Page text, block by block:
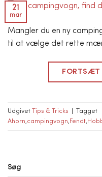
21
mar
Mangler du en ny
til at vælge det rette
FORTSÆT
Udgivet Tips & Tricks
Tagget
Ahorn,campingvogn, Fendt,
Søg